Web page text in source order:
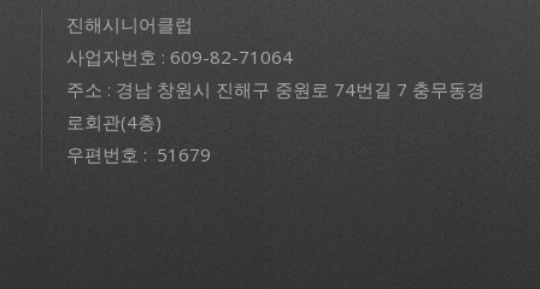
진해시니어클럽
사업자번호 : 609-82-71064
주소 : 경남 창원시 진해구 중원로 74번길 7 충무동경
로회관(4층)
우편번호 : 51679